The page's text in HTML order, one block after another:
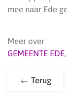
mee naar Ede
Meer over
GEMEENTE EDE,
Terug